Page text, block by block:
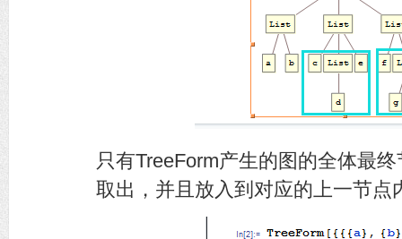
只有TreeForm产生的图的全体最
取出，并且放入到对应的上一节点